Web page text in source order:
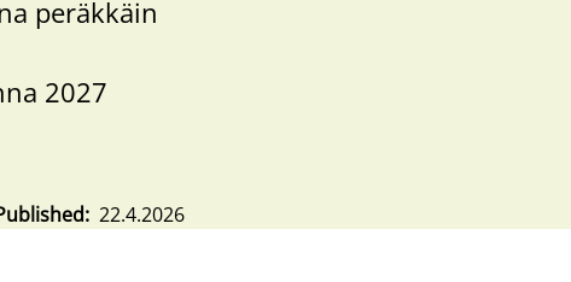
peräkkäin
2027
22.4.2026